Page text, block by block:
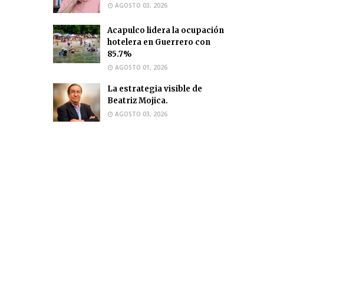
AGOSTO 03, 2026
Acapulco lidera la ocupación
hotelera en Guerrero con
85.7%
AGOSTO 01, 2026
La estrategia visible de
Beatriz Mojica.
AGOSTO 03, 2026